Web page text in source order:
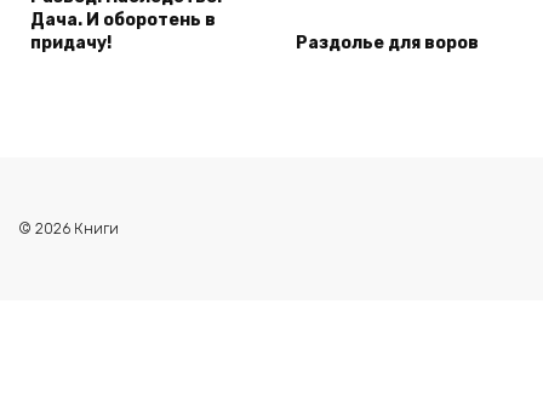
Дача. И оборотень в
придачу!
Раздолье для воров
© 2026 Книги